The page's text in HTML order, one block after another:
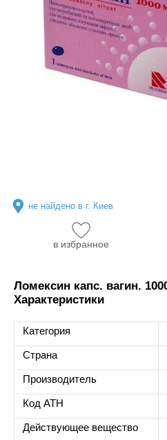
не найдено в г. Киев
в избранное
Ломексин капс. вагин.
Характеристики
Категория
Страна
Производитель
Код ATH
Действующее вещество